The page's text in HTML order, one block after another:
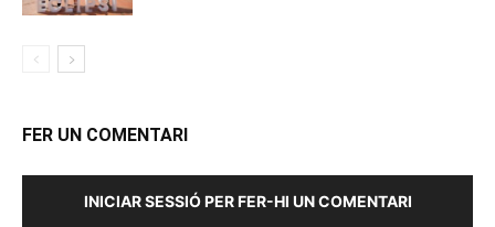
FER UN COMENTARI
INICIAR SESSIÓ PER FER-HI UN COMENTARI